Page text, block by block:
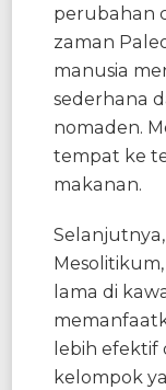
perubahan
zaman
manusia
sederhana
nomaden.
tempat ke
makanan.
lama di
lebih
kelompok